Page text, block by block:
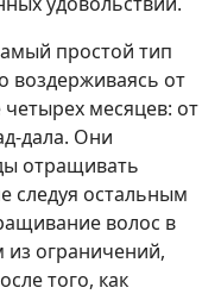
простой тип
воздерживаясь от
месяцев: от
дала. Они
отращивать
следуя остальным
волос в
из ограничений,
того, как